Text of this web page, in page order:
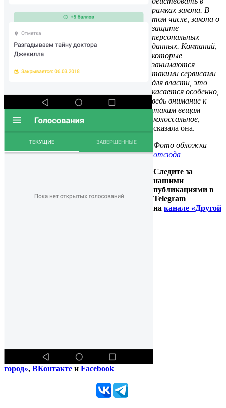
рамках закона. В
том числе, закона о
защите
персональных
данных. Компаний,
которые
занимаются
такими сервисами
для власти, это
касается особенно,
ведь внимание к
таким вещам —
колоссальное, —
сказала она.
Фото обложки
отсюда
Следите за
нашими
публикациями в
Telegram
на канале «Другой
город», ВКонтакте и Facebook